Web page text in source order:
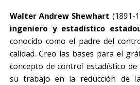
Walter Andrew Shewhart (1891-
ingeniero y estadístico
conocido como el padre del
calidad. Creo las bases para el
concepto de control estadístico
su trabajo en la reducción de